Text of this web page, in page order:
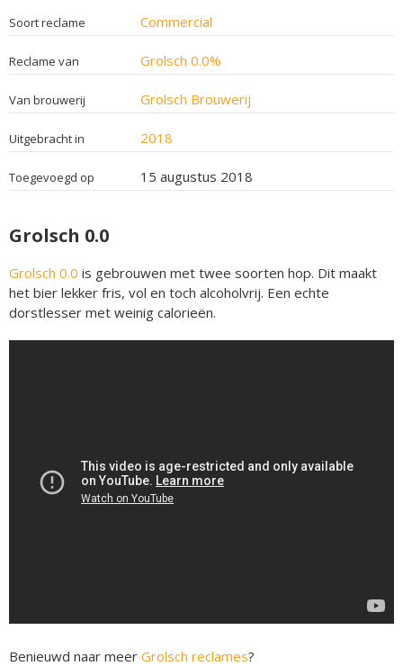
Soort reclame Commercial
Reclame van Grolsch 0.0%
Van brouwerij Grolsch Brouwerij
Uitgebracht in 2018
Toegevoegd op 15 augustus 2018
Grolsch 0.0
Grolsch 0.0 is gebrouwen met twee soorten hop. Dit maakt
het bier lekker fris, vol en toch alcoholvrij. Een echte
dorstlesser met weinig calorieën.
Benieuwd naar meer Grolsch reclames?